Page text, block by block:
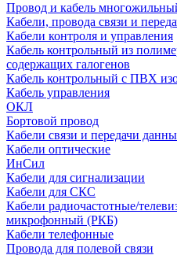
Провод и кабель
Кабели, провода связи и
Кабели контроля и управления
Кабель контрольный из
содержащих галогенов
Кабель контрольный с ПВХ
Кабель управления
ОКЛ
Бортовой провод
Кабели связи и передачи
Кабели оптические
ИнСил
Кабели для сигнализации
Кабели для СКС
Кабели радиочастотные/
микрофонный (РКБ)
Кабели телефонные
Провода для полевой связи